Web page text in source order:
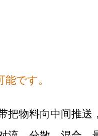
です。
把物料向中间推送